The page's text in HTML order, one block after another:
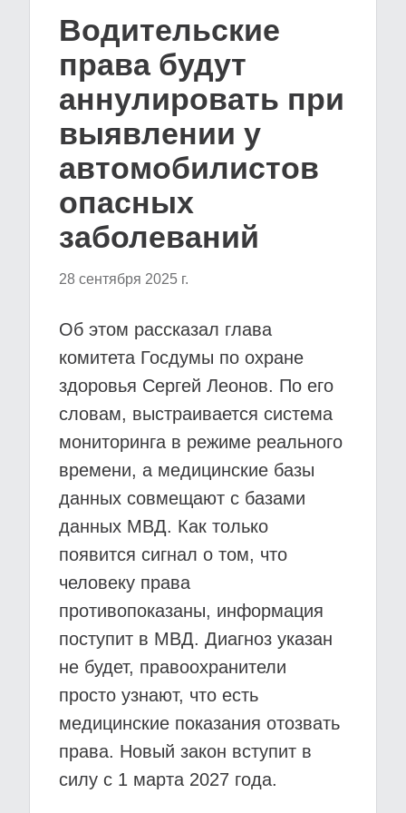
Водительские
права будут
аннулировать при
выявлении у
автомобилистов
опасных
заболеваний
28 сентября 2025 г.
Об этом рассказал глава
комитета Госдумы по охране
здоровья Сергей Леонов. По его
словам, выстраивается система
мониторинга в режиме реального
времени, а медицинские базы
данных совмещают с базами
данных МВД. Как только
появится сигнал о том, что
человеку права
противопоказаны, информация
поступит в МВД. Диагноз указан
не будет, правоохранители
просто узнают, что есть
медицинские показания отозвать
права. Новый закон вступит в
силу с 1 марта 2027 года.